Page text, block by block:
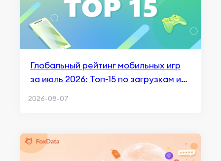
Глобальный рейтинг мобильных игр
за июль 2026: Топ-15 по загрузкам и
2026-08-07